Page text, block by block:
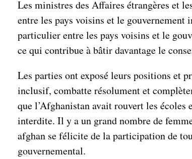
Les ministres des Affaires étrangères et
entre les pays voisins et le
particulier entre les pays voisins et le
ce qui contribue à bâtir davantage le
Les parties ont exposé leurs positions et
inclusif, combatte résolument et
que l’Afghanistan avait rouvert les
interdite. Il y a un grand nombre de
afghan se félicite de la participation de
gouvernemental.